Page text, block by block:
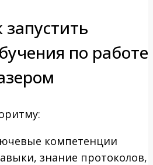
запустить
по работе
компетенции
знание протоколов,